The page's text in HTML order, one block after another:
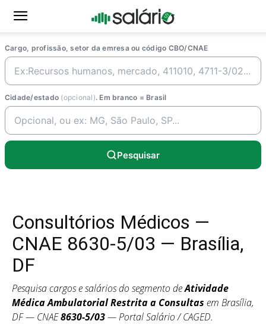
Cargo, profissão, setor da emresa ou código CBO/CNAE
Cidade/estado (opcional). Em branco = Brasil
Pesquisar
Consultórios Médicos —
CNAE 8630-5/03 — Brasília,
DF
Pesquisa cargos e salários do segmento deAtividade
Médica Ambulatorial Restrita a Consultas em Brasília,
DF — CNAE8630-5/03— Portal Salário / CAGED.